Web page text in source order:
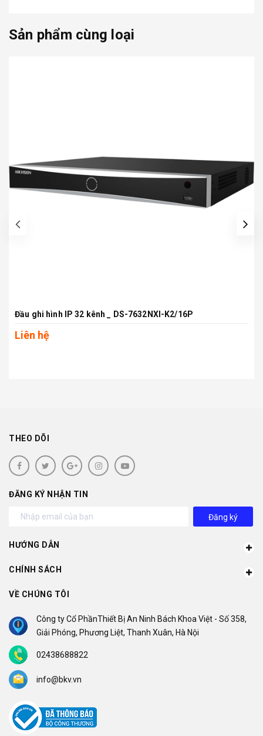
Sản phẩm cùng loại
Đầu ghi hình IP 32 kênh _ DS-7632NXI-K2/16P
Liên hệ
THEO DÕI
ĐĂNG KÝ NHẬN TIN
Đăng ký
HƯỚNG DẪN
CHÍNH SÁCH
VỀ CHÚNG TÔI
Công ty Cổ PhầnThiết Bị An Ninh Bách Khoa Việt - Số 358,
Giải Phóng, Phương Liệt, Thanh Xuân, Hà Nội
02438688822
info@bkv.vn